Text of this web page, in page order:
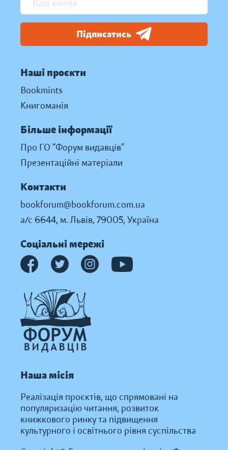
Підписатись
Наші проєкти
Bookmints
Книгоманія
Більше інформації
Про ГО “Форум видавців”
Презентаційні матеріали
Контакти
bookforum@bookforum.com.ua
а/с 6644, м. Львів, 79005, Україна
Соціальні мережі
Наша місія
Реалізація проєктів, що спрямовані на
популяризацію читання, розвиток
книжкового ринку та підвищення
культурного і освітнього рівня суспільства